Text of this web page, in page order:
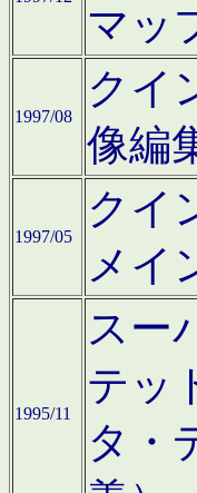
マッ
1997/08
クイ
像編
1997/05
クイ
メイ
1995/11
スー
テッ
タ・